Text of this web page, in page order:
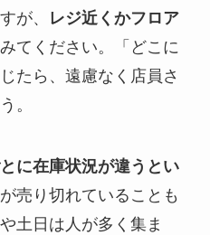
が、
レジ近くかフロア
てください。「どこに
たら、遠慮なく店員さ
。
に在庫状況が違うとい
売り切れていることも
土日は人が多く集ま